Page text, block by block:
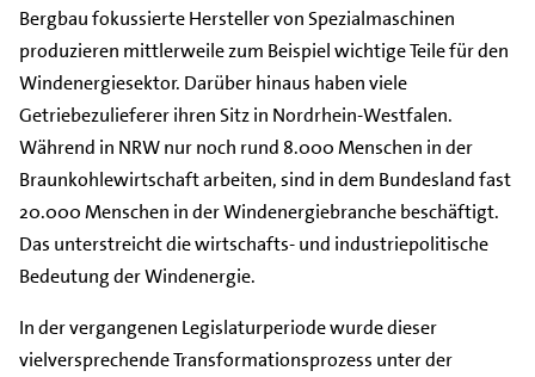
Bergbau fokussierte Hersteller von Spezialmaschinen
produzieren mittlerweile zum Beispiel wichtige Teile für den
Windenergiesektor. Darüber hinaus haben viele
Getriebezulieferer ihren Sitz in Nordrhein-Westfalen.
Während in NRW nur noch rund 8.000 Menschen in der
Braunkohlewirtschaft arbeiten, sind in dem Bundesland fast
20.000 Menschen in der Windenergiebranche beschäftigt.
Das unterstreicht die wirtschafts- und industriepolitische
Bedeutung der Windenergie.
In der vergangenen Legislaturperiode wurde dieser
vielversprechende Transformationsprozess unter der